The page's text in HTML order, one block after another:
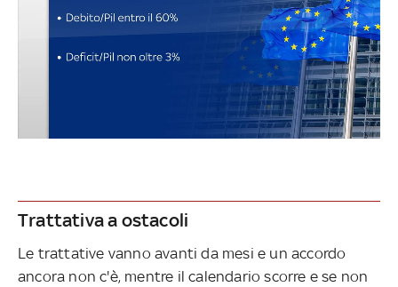
Trattativa a ostacoli
Le trattative vanno avanti da mesi e un accordo
ancora non c'è, mentre il calendario scorre e se non